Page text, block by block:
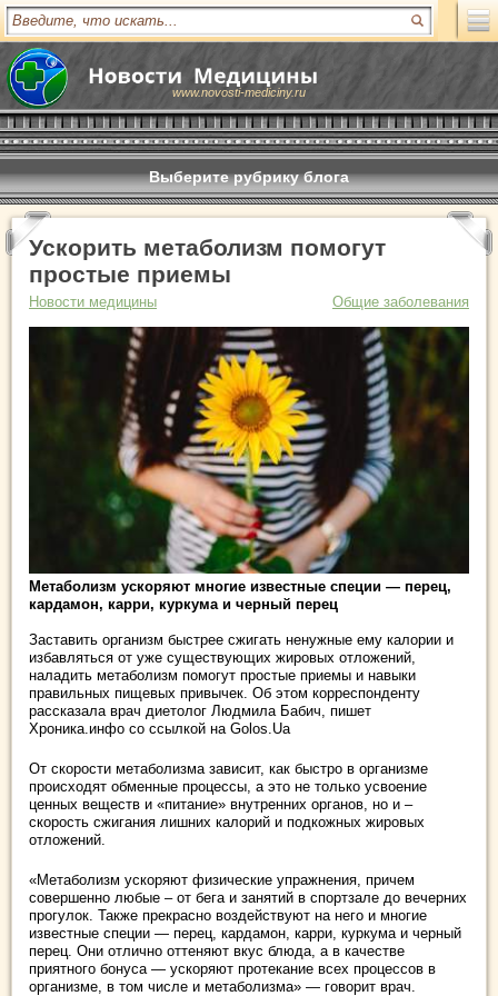
www.novosti-mediciny.ru
Выберите рубрику блога
Ускорить метаболизм помогут
простые приемы
Новости медицины Общие заболевания
Метаболизм ускоряют многие известные специи — перец,
кардамон, карри, куркума и черный перец
Заставить организм быстрее сжигать ненужные ему калории и
избавляться от уже существующих жировых отложений,
наладить метаболизм помогут простые приемы и навыки
правильных пищевых привычек. Об этом корреспонденту
рассказала врач диетолог Людмила Бабич, пишет
Хроника.инфо со ссылкой на Golos.Ua
От скорости метаболизма зависит, как быстро в организме
происходят обменные процессы, а это не только усвоение
ценных веществ и «питание» внутренних органов, но и –
скорость сжигания лишних калорий и подкожных жировых
отложений.
«Метаболизм ускоряют физические упражнения, причем
совершенно любые – от бега и занятий в спортзале до вечерних
прогулок. Также прекрасно воздействуют на него и многие
известные специи — перец, кардамон, карри, куркума и черный
перец. Они отлично оттеняют вкус блюда, а в качестве
приятного бонуса — ускоряют протекание всех процессов в
организме, в том числе и метаболизма» — говорит врач.